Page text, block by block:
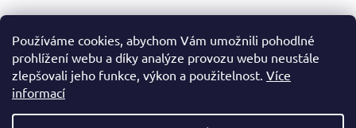
Používáme cookies, abychom Vám umožnili pohodlné
prohlížení webu a díky analýze provozu webu neustále
zlepšovali jeho funkce, výkon a použitelnost. Více
informací